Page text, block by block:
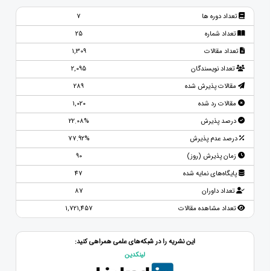
تعداد دوره ها
7
تعداد شماره
25
تعداد مقالات
1,309
تعداد نویسندگان
2,095
مقالات پذیرش شده
289
مقالات رد شده
1,020
درصد پذیرش
22.08%
درصد عدم پذیرش
77.92%
زمان پذیرش (روز)
90
پایگاه‌های نمایه شده
47
تعداد داوران
87
تعداد مشاهده مقالات
1,721,457
این نشریه را در شبکه‌های علمی همراهی کنید:
لینکدین